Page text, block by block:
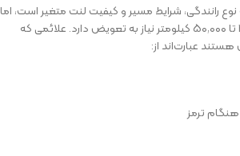
رانندگی، شرایط مسیر و کیفیت لنت متغیر است، اما
به‌طور میانگین، هر ۳۰٬۰۰۰ تا ۵۰٬۰۰۰ کیلومتر نیاز به تعویض دارد. علائمی که
عبارت‌اند از:
ترمز